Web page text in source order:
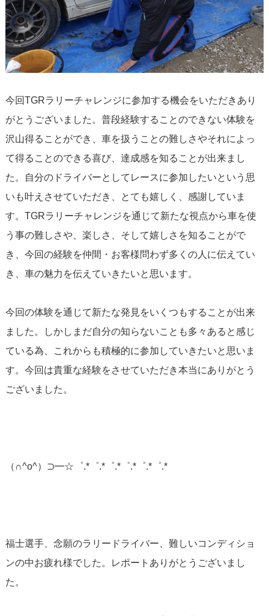
今回TGRラリーチャレンジに参加する機会をいただきあり
がとうございました。普段経験することのできない体験を
沢山得ることができ、車を扱うことの難しさやそれによっ
て得ることのできる喜び、達成感を知ることが出来まし
た。自分のドライバーとしてレースに参加したいという思
いも叶えさせていただき、とても嬉しく、感謝していま
す。TGRラリーチャレンジを通じて新たな視点から車を使
う事の難しさや、楽しさ、そして嬉しさを知ることがで
き、今回の経験を仲間・お客様問わず多くの人に伝えてい
き、車の魅力を伝えていきたいと思います。
今回の体験を通じて新たな発見をいくつもすることが出来
ました。しかしまだ自分の知らないことも多々あると感じ
ている為、これからも積極的に参加していきたいと思いま
す。今回は貴重な経験をさせていただき本当にありがとう
ございました。
（∩^o^）⊃━☆゜.*゜.*゜.*゜.*゜.*゜.*
福士選手、念願のラリードライバー、難しいコンディショ
ンの中お疲れ様でした。レポートありがとうございまし
た。